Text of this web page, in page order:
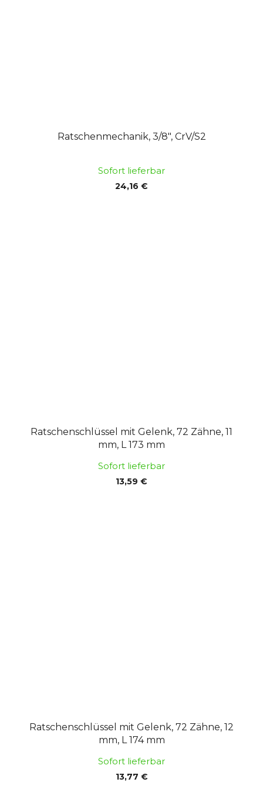
Ratschenmechanik, 3/8", CrV/S2
Sofort lieferbar
24,16 €
Ratschenschlüssel mit Gelenk, 72 Zähne, 11
mm, L 173 mm
Sofort lieferbar
13,59 €
Ratschenschlüssel mit Gelenk, 72 Zähne, 12
mm, L 174 mm
Sofort lieferbar
13,77 €